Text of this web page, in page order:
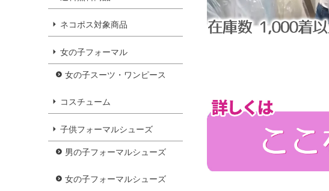
ネコポス対象商品
女の子フォーマル
女の子スーツ・ワンピース
コスチューム
子供フォーマルシューズ
男の子フォーマルシューズ
女の子フォーマルシューズ